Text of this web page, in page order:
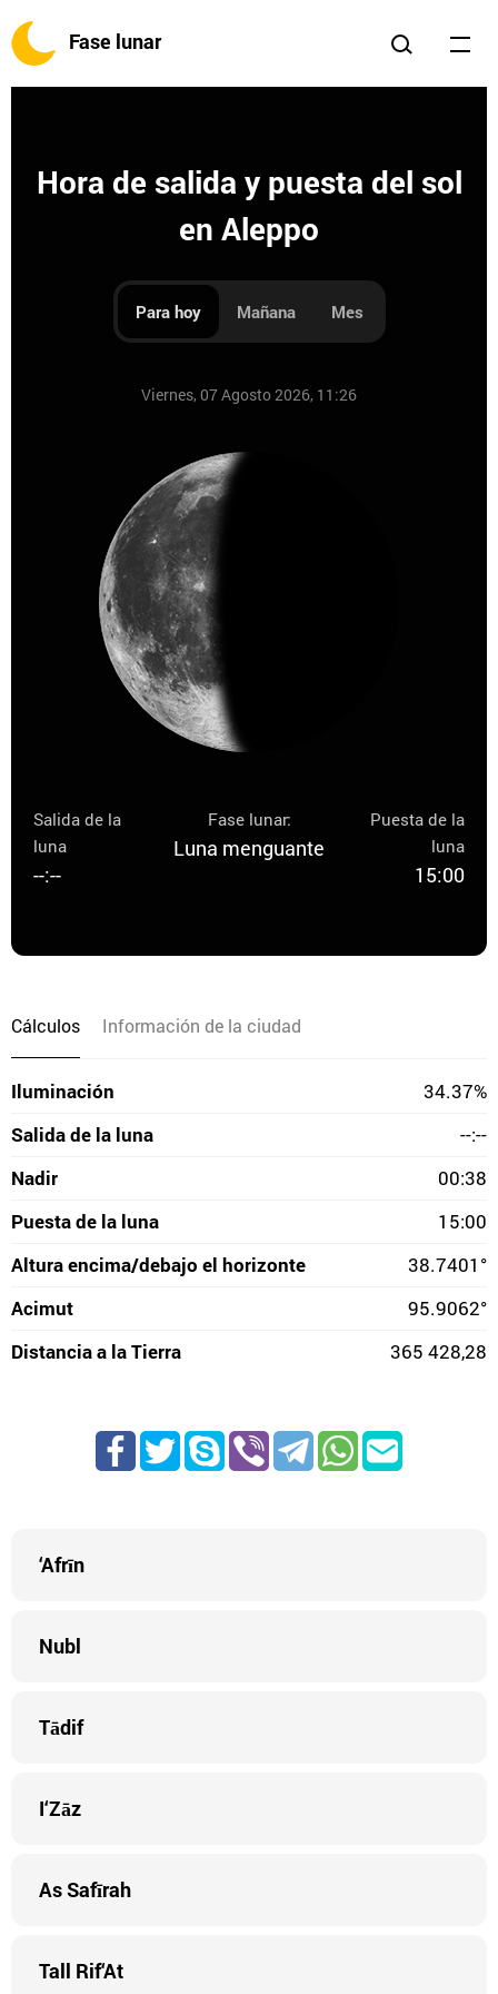
Fase lunar
Hora de salida y puesta del sol
en Aleppo
Para hoy Mañana Mes
Viernes, 07 Agosto 2026, 11:26
Salida de la
luna
--:--
Fase lunar:
Luna menguante
Puesta de la
luna
15:00
Cálculos Información de la ciudad
Iluminación
34.37%
Salida de la luna
--:--
Nadir
00:38
Puesta de la luna
15:00
Altura encima/debajo el horizonte
38.7401°
Acimut
95.9062°
Distancia a la Tierra
365 428,28
‘Afrīn
Nubl
Tādif
I‘Zāz
As Safīrah
Tall Rif‘At